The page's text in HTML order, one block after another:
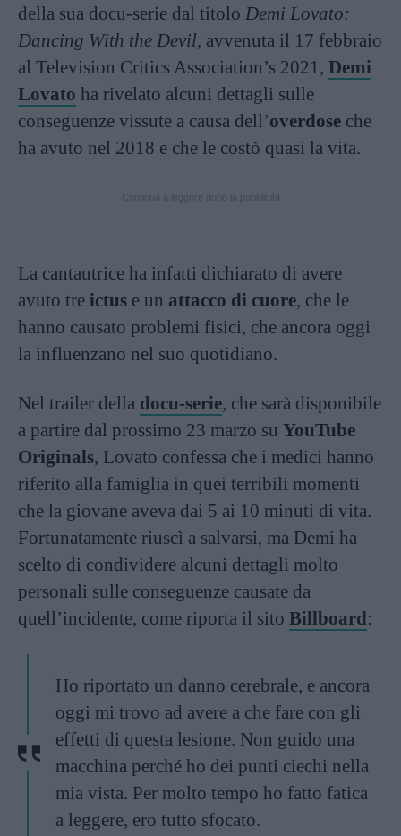
della sua docu-serie dal titolo Demi Lovato:
Dancing With the Devil, avvenuta il 17 febbraio
al Television Critics Association’s 2021, Demi
Lovato ha rivelato alcuni dettagli sulle
conseguenze vissute a causa dell’overdose che
ha avuto nel 2018 e che le costò quasi la vita.
La cantautrice ha infatti dichiarato di avere
avuto tre ictus e un attacco di cuore, che le
hanno causato problemi fisici, che ancora oggi
la influenzano nel suo quotidiano.
Nel trailer della docu-serie, che sarà disponibile
a partire dal prossimo 23 marzo su YouTube
Originals, Lovato confessa che i medici hanno
riferito alla famiglia in quei terribili momenti
che la giovane aveva dai 5 ai 10 minuti di vita.
Fortunatamente riuscì a salvarsi, ma Demi ha
scelto di condividere alcuni dettagli molto
personali sulle conseguenze causate da
quell’incidente, come riporta il sito Billboard:
Ho riportato un danno cerebrale, e ancora
oggi mi trovo ad avere a che fare con gli
effetti di questa lesione. Non guido una
macchina perché ho dei punti ciechi nella
mia vista. Per molto tempo ho fatto fatica
a leggere, ero tutto sfocato.